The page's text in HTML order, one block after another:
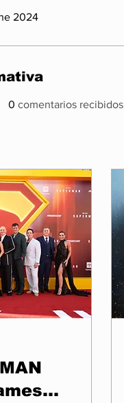
2024
0 comentarios recibidos